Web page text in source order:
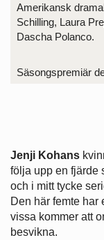
Amerikansk
Schilling, Laura
Dascha Polanco.
Säsongspremiär
Jenji Kohans
följa upp en fjärde
och i mitt tycke
Den här femte har
vissa kommer att
besvikna.